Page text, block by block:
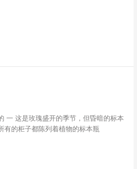
这是玫瑰盛开的季节，但昏暗的标本
有的柜子都陈列着植物的标本瓶